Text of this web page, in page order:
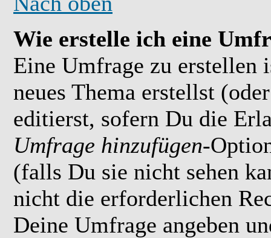
Wie erstelle ich eine
Eine Umfrage zu erstellen
neues Thema erstellst
editierst, sofern Du die
Umfrage hinzufügen-
(falls Du sie nicht sehen
nicht die erforderlichen
Deine Umfrage angeben